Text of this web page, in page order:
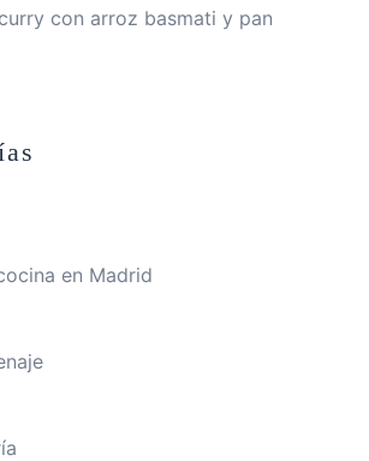
con arroz basmati y pan
en Madrid